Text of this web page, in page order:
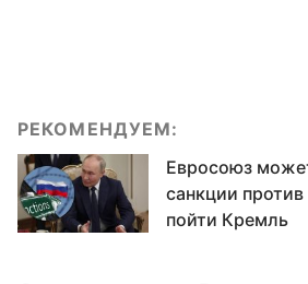
РЕКОМЕНДУЕМ:
Евросоюз
санкции
пойти Кремль